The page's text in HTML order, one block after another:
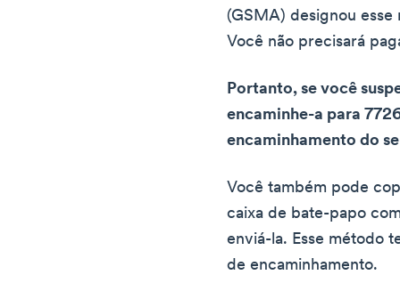
(GSMA) designou esse
Você não precisará
Portanto, se você
encaminhe-a para
encaminhamento do
Você também pode
caixa de bate-papo
enviá-la. Esse método
de encaminhamento.